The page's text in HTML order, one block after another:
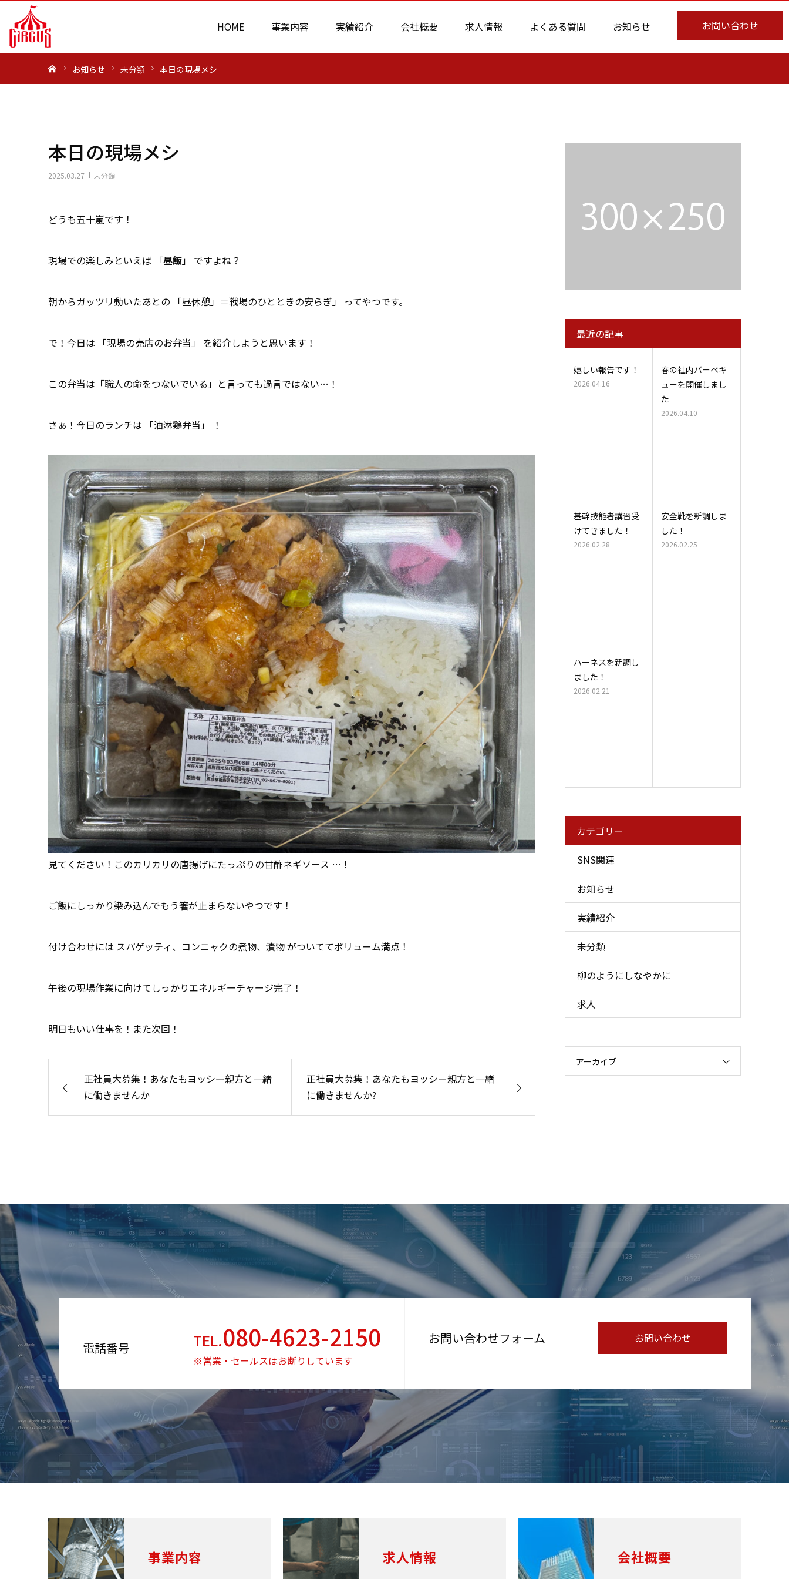
お問い合わせ
HOME 事業内容 実績紹介 会社概要 求人情報 よくある質問 お知らせ
お知らせ 未分類 本日の現場メシ
本日の現場メシ
2025.03.27 未分類
どうも五十嵐です！
現場での楽しみといえば 「昼飯」 ですよね？
朝からガッツリ動いたあとの 「昼休憩」＝戦場のひとときの安らぎ」 ってやつです。
で！今日は 「現場の売店のお弁当」 を紹介しようと思います！
この弁当は「職人の命をつないでいる」と言っても過言ではない…！
さぁ！今日のランチは 「油淋鶏弁当」 ！
見てください！このカリカリの唐揚げにたっぷりの甘酢ネギソース …！
ご飯にしっかり染み込んでもう箸が止まらないやつです！
付け合わせには スパゲッティ、コンニャクの煮物、漬物 がついててボリューム満点！
午後の現場作業に向けてしっかりエネルギーチャージ完了！
明日もいい仕事を！また次回！
正社員大募集！あなたもヨッシー親方と一緒
に働きませんか
正社員大募集！あなたもヨッシー親方と一緒
に働きませんか?
最近の記事
嬉しい報告です！
2026.04.16
春の社内バーベキ
ューを開催しまし
た
2026.04.10
基幹技能者講習受
けてきました！
2026.02.28
安全靴を新調しま
した！
2026.02.25
ハーネスを新調し
ました！
2026.02.21
カテゴリー
SNS関連
お知らせ
実績紹介
未分類
柳のようにしなやかに
求人
アーカイブ
電話番号 TEL.080-4623-2150
※営業・セールスはお断りしています
お問い合わせフォーム お問い合わせ
事業内容 求人情報 会社概要